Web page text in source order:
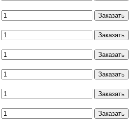
Заказать
Заказать
Заказать
Заказать
Заказать
Заказать